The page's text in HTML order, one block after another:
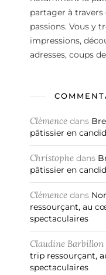
partager à
passions. Vous y
impressions,
adresses, coups
Clémence dans
pâtissier en
Christophe dans
pâtissier en
Clémence dans
ressourçant, au
spectaculaires
Claudine Barbillon
trip ressourçant,
spectaculaires